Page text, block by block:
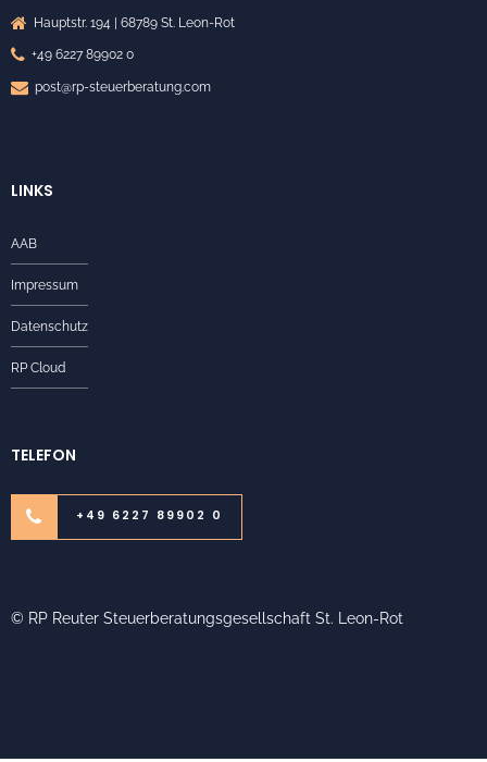
Hauptstr. 194 | 68789 St. Leon-Rot
+49 6227 89902 0
post@rp-steuerberatung.com
LINKS
AAB
Impressum
Datenschutz
RP Cloud
TELEFON
+49 6227 89902 0
© RP Reuter Steuerberatungsgesellschaft St. Leon-Rot